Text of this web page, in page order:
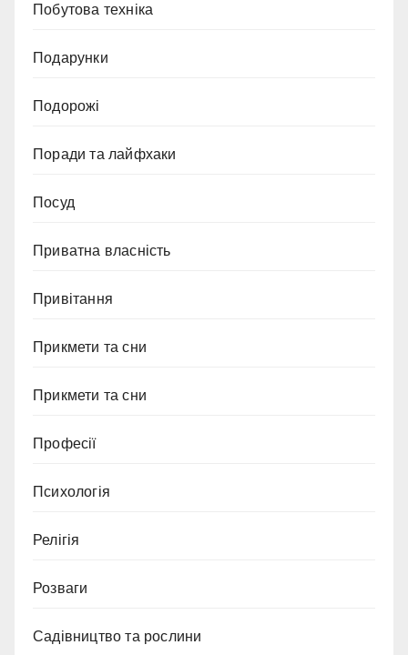
Побутова техніка
Подарунки
Подорожі
Поради та лайфхаки
Посуд
Приватна власність
Привітання
Прикмети та сни
Прикмети та сни
Професії
Психологія
Релігія
Розваги
Садівництво та рослини